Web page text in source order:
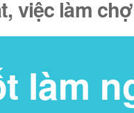
việc làm
làm